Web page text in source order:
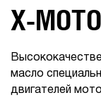
X-
масло
двигателей